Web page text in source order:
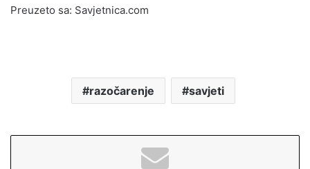
Preuzeto sa: Savjetnica.com
razočarenje savjeti